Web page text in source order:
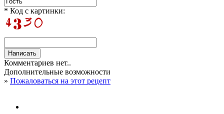
* Код с картинки:
Комментариев нет..
Дополнительные возможности
» Пожаловаться на этот рецепт